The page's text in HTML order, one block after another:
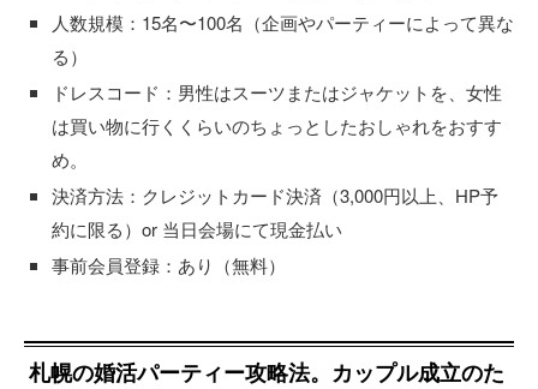
人数規模：15名〜100名（企画やパーティーによって異な
る）
ドレスコード：男性はスーツまたはジャケットを、女性
は買い物に行くくらいのちょっとしたおしゃれをおすす
め。
決済方法：クレジットカード決済（3,000円以上、HP予
約に限る）or 当日会場にて現金払い
事前会員登録：あり（無料）
札幌の婚活パーティー攻略法。カップル成立のた